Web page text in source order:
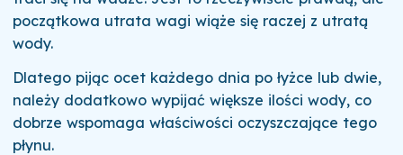
początkowa utrata wagi wiąże się raczej z utratą
wody.
Dlatego pijąc ocet każdego dnia po łyżce lub dwie,
należy dodatkowo wypijać większe ilości wody, co
dobrze wspomaga właściwości oczyszczające tego
płynu.